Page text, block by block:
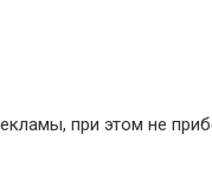
при этом не